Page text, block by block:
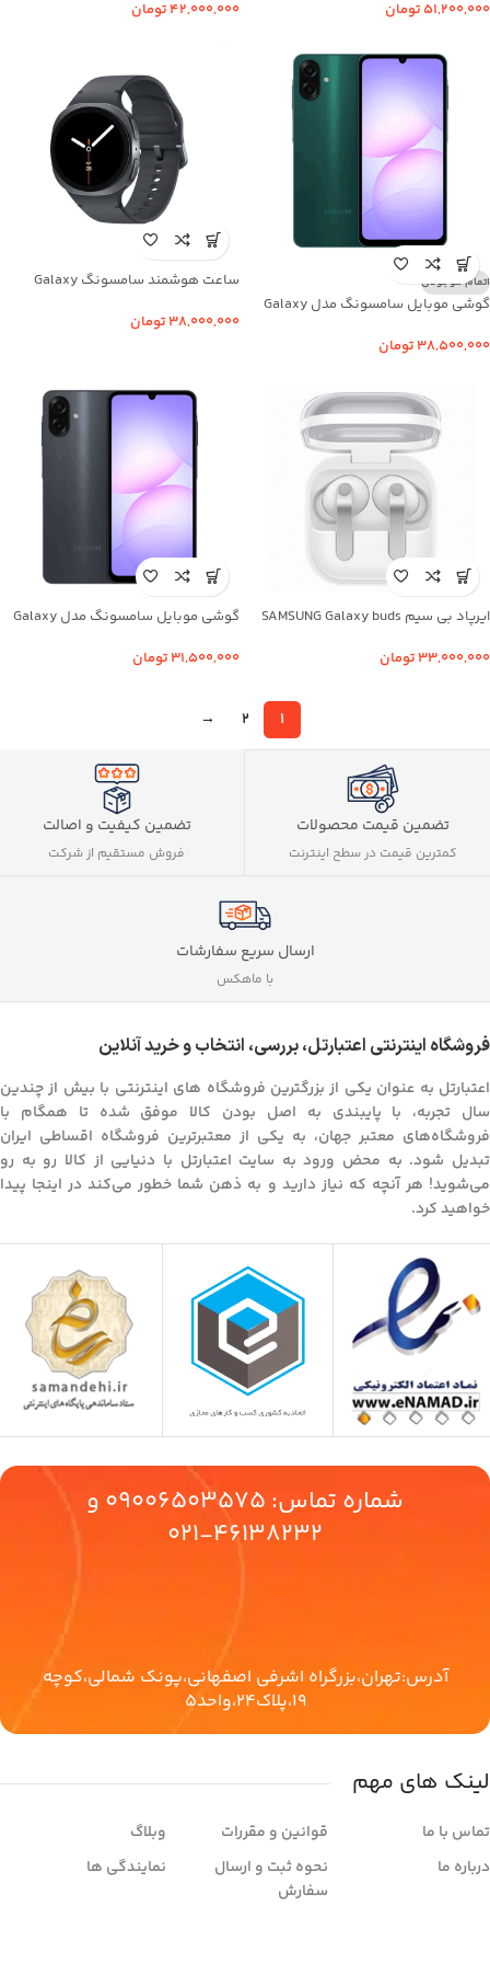
ویتنام
۵۱,۲۰۰,۰۰۰تومان
۴۲,۰۰۰,۰۰۰تومان
اتمام موجودی
گوشی موبایل سامسونگ مدل Galaxy
گیگابایت
۳۸,۵۰۰,۰۰۰تومان
ساعت هوشمند سامسونگ Galaxy
۳۸,۰۰۰,۰۰۰تومان
ایرپاد بی سیم SAMSUNG Galaxy buds
۳۳,۰۰۰,۰۰۰تومان
گوشی موبایل سامسونگ مدل Galaxy
۳۱,۵۰۰,۰۰۰تومان
1
2
→
تضمین قیمت محصولات
کمترین قیمت در سطح اینترنت
تضمین کیفیت و اصالت
فروش مستقیم از شرکت
ارسال سریع سفارشات
با ماهکس
فروشگاه اینترنتی اعتبارتل، بررسی، انتخاب و خرید آنلاین
اعتبارتل به عنوان یکی از بزرگترین فروشگاه های اینترنتی با بیش از چندین
سال تجربه، با پایبندی به اصل بودن کالا موفق شده تا همگام با
فروشگاه‌های معتبر جهان، به یکی از معتبرترین فروشگاه اقساطی ایران
تبدیل شود. به محض ورود به سایت اعتبارتل با دنیایی از کالا رو به رو
می‌شوید! هر آنچه که نیاز دارید و به ذهن شما خطور می‌کند در اینجا پیدا
خواهید کرد.
شماره تماس: 09006503575 و
46138232-021
آدرس:تهران،بزرگراه اشرفی اصفهانی،پونک شمالی،کوچه
19،پلاک24،واحد5
لینک های مهم
تماس با ما
درباره ما
قوانین و مقررات
نحوه ثبت و ارسال
سفارش
وبلاگ
نمایندگی ها